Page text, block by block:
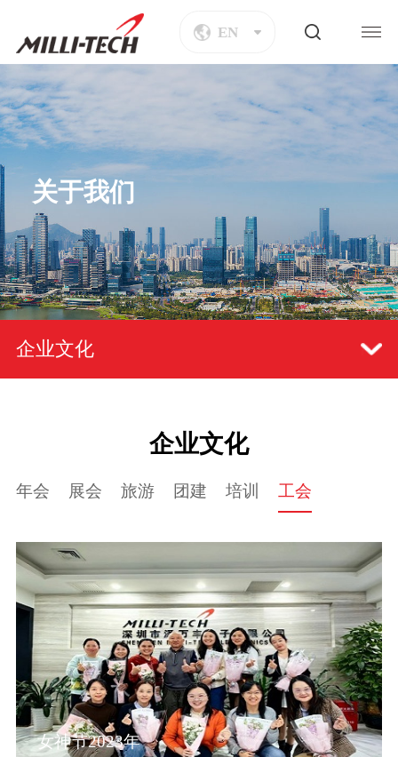
EN
关于我们
企业文化
企业文化
年会 展会 旅游 团建 培训 工会
女神节2023年